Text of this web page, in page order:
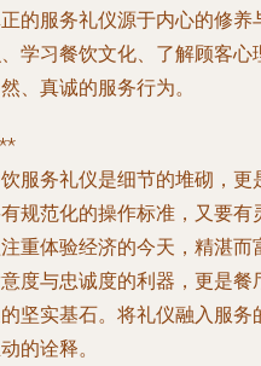
的服务礼仪源于内心的修
学习餐饮文化、了解顾客
、真诚的服务行为。
服务礼仪是细节的堆砌，
规范化的操作标准，又要
重体验经济的今天，精湛
度与忠诚度的利器，更是
坚实基石。将礼仪融入服务
的诠释。